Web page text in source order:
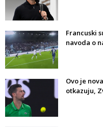
Francuski
navoda o
Ovo je
otkazuju,